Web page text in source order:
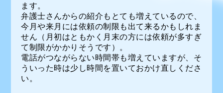
ます。
弁護士さんからの紹介もとても増えているので、
今月や来月には依頼の制限も出て来るかもしれま
せん（月初はともかく月末の方には依頼が多すぎ
て制限がかかりそうです）。
電話がつながらない時間帯も増えていますが、そ
ういった時は少し時間を置いておかけ直しくださ
い。